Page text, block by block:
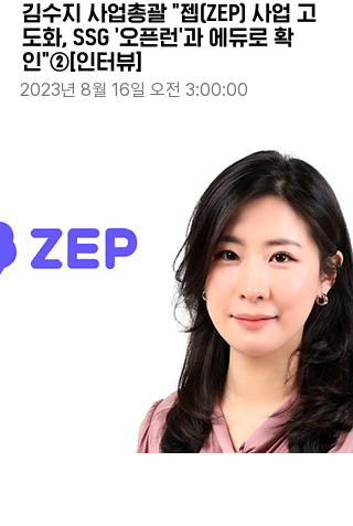
김수지 사업총괄 "젭(ZEP) 사업 고
도화, SSG '오픈런'과 에듀로 확
인"②[인터뷰]
2023년 8월 16일 오전 3:00:00